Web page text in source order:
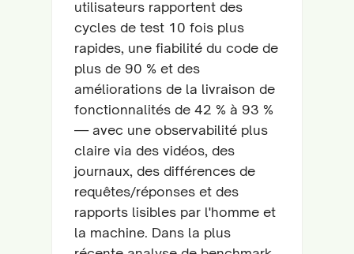
utilisateurs rapportent des
cycles de test 10 fois plus
rapides, une fiabilité du code de
plus de 90 % et des
améliorations de la livraison de
fonctionnalités de 42 % à 93 %
— avec une observabilité plus
claire via des vidéos, des
journaux, des différences de
requêtes/réponses et des
rapports lisibles par l'homme et
la machine. Dans la plus